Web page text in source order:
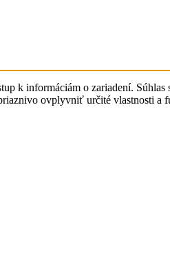
k informáciám o zariadení.
ovplyvniť určité vlastnosti a